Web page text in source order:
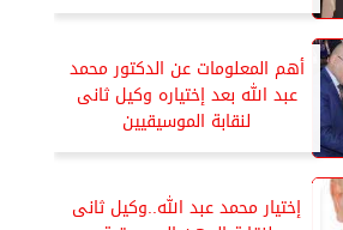
أهم المعلومات عن الدكتور محمد
عبد الله بعد إختياره وكيل ثانى
لنقابة الموسيقيين
إختيار محمد عبد الله..وكيل ثانى